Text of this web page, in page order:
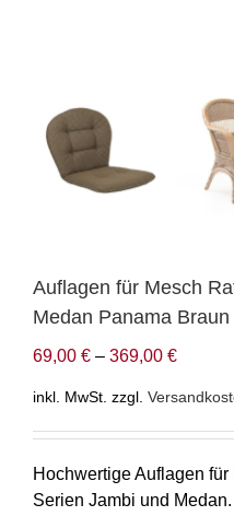
Auflagen für Mesch
Medan Panama Braun
69,00 € – 369,00 €
inkl. MwSt. zzgl.
Hochwertige Auflagen
Serien Jambi und